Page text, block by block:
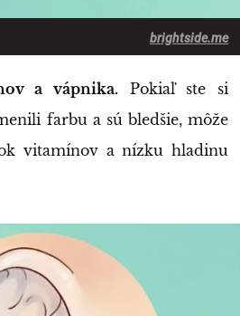
brightside.me
a vápnika. Pokiaľ ste si
farbu a sú bledšie, môže
vitamínov a nízku hladinu